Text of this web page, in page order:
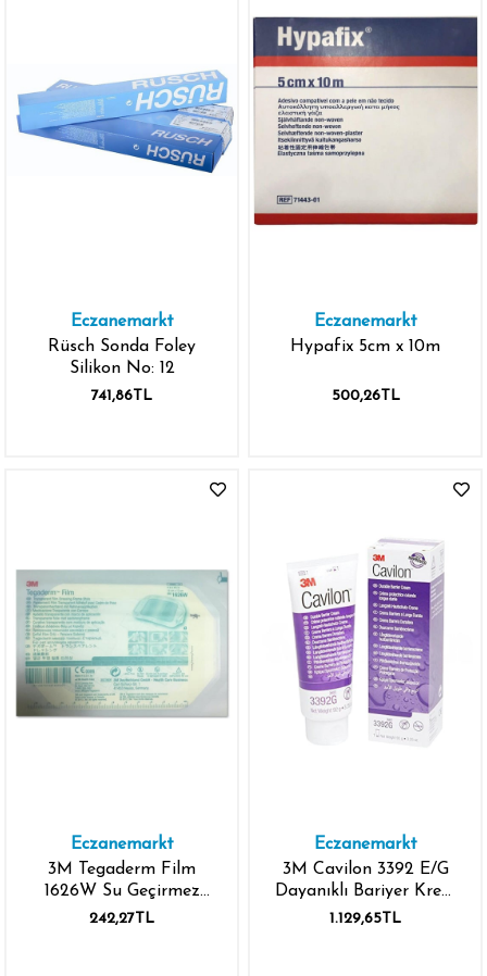
Eczanemarkt
Rüsch Sonda Foley
Silikon No: 12
741,86TL
Eczanemarkt
Hypafix 5cm x 10m
500,26TL
Eczanemarkt
3M Tegaderm Film
1626W Su Geçirmez
Örtü 10x12 cm - Tekli
242,27TL
Eczanemarkt
3M Cavilon 3392 E/G
Dayanıklı Bariyer Krem
92 gr
1.129,65TL